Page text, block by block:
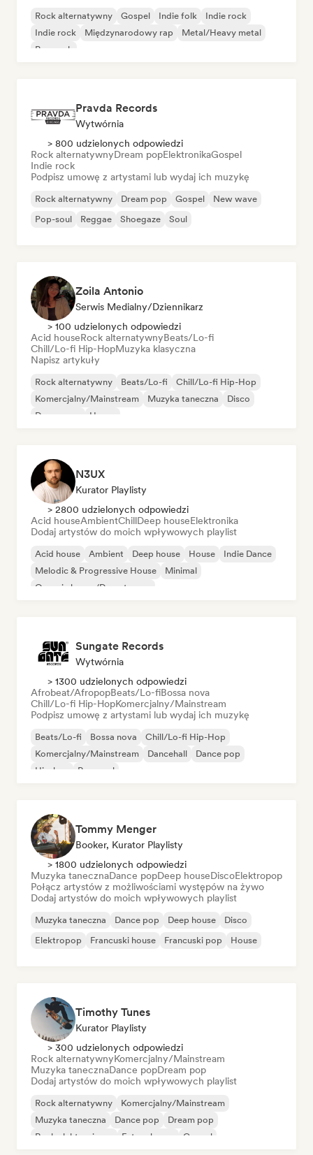
Rock alternatywny Gospel Indie folk
Indie rock
Indie rock
Międzynarodowy rap
Metal/Heavy metal
Pop rock
Pravda Records
Wytwórnia
> 800 udzielonych odpowiedzi
Rock alternatywnyDream popElektronikaGospel
Indie rock
Podpisz umowę z artystami lub wydaj ich muzykę
Rock alternatywny Dream pop Gospel
New wave
Pop-soul
Reggae Shoegaze Soul
Zoila Antonio
Serwis Medialny/Dziennikarz
> 100 udzielonych odpowiedzi
Acid houseRock alternatywnyBeats/Lo-fi
Chill/Lo-fi Hip-HopMuzyka klasyczna
Napisz artykuły
Rock alternatywny Beats/Lo-fi
Chill/Lo-fi Hip-Hop
Komercjalny/Mainstream
Muzyka taneczna
Disco
Dream pop
House
N3UX
Kurator Playlisty
> 2800 udzielonych odpowiedzi
Acid houseAmbientChillDeep houseElektronika
Dodaj artystów do moich wpływowych playlist
Acid house Ambient Deep house House
Indie Dance
Melodic & Progressive House
Minimal
Organic house/Downtempo
Sungate Records
Wytwórnia
> 1300 udzielonych odpowiedzi
Afrobeat/AfropopBeats/Lo-fiBossa nova
Chill/Lo-fi Hip-HopKomercjalny/Mainstream
Podpisz umowę z artystami lub wydaj ich muzykę
Beats/Lo-fi Bossa nova
Chill/Lo-fi Hip-Hop
Komercjalny/Mainstream
Dancehall
Dance pop
Hip-hop
Pop-soul
Tommy Menger
Booker, Kurator Playlisty
> 1800 udzielonych odpowiedzi
Muzyka tanecznaDance popDeep houseDiscoElektropop
Połącz artystów z możliwościami występów na żywo
Dodaj artystów do moich wpływowych playlist
Muzyka taneczna Dance pop Deep house
Disco
Elektropop
Francuski house Francuski pop House
Timothy Tunes
Kurator Playlisty
> 300 udzielonych odpowiedzi
Rock alternatywnyKomercjalny/Mainstream
Muzyka tanecznaDance popDream pop
Dodaj artystów do moich wpływowych playlist
Rock alternatywny
Komercjalny/Mainstream
Muzyka taneczna
Dance pop
Dream pop
Rock elektroniczny
Future house Gospel